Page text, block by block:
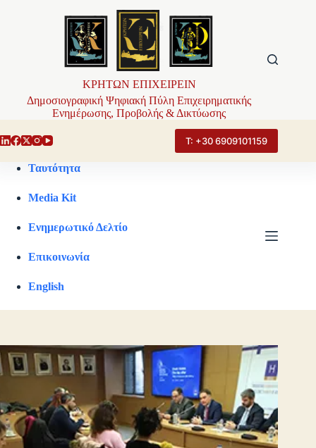
ΚΡΗΤΩΝ ΕΠΙΧΕΙΡΕΙΝ
Δημοσιογραφική Ψηφιακή Πύλη Επιχειρηματικής
Ενημέρωσης, Προβολής & Δικτύωσης
Τ: +30 6909101159
Ταυτότητα
Media Kit
Ενημερωτικό Δελτίο
Επικοινωνία
English